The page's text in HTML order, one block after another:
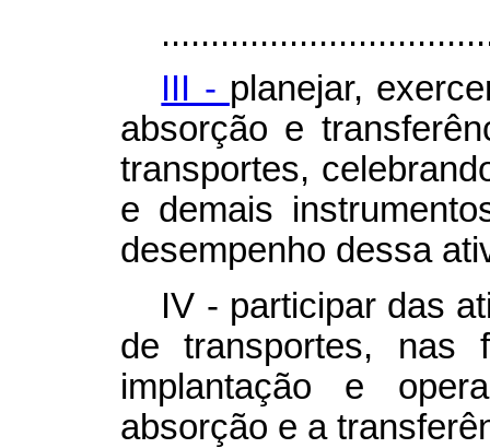
III - planejar,
absorção e
transportes,
e demais
desempenho dessa
IV - participar das
de transportes, nas
implantação e
absorção e a